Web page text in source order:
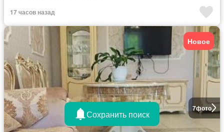
17 часов назад
7фото
Новое
Сохранить поиск